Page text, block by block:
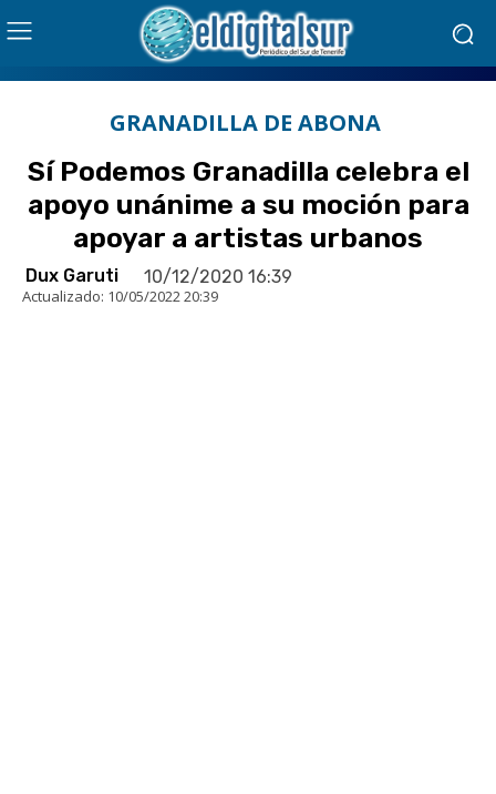
GRANADILLA DE ABONA
Sí Podemos Granadilla celebra el
apoyo unánime a su moción para
apoyar a artistas urbanos
Dux Garuti 10/12/2020 16:39
Actualizado: 10/05/2022 20:39